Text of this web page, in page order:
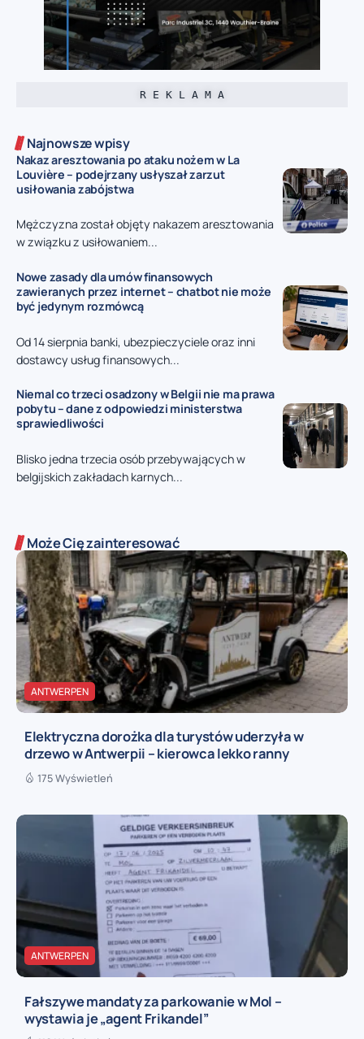
R E K L A M A
Najnowsze wpisy
Nakaz aresztowania po ataku nożem w La
Louvière – podejrzany usłyszał zarzut
usiłowania zabójstwa
Mężczyzna został objęty nakazem aresztowania
w związku z usiłowaniem...
Nowe zasady dla umów finansowych
zawieranych przez internet – chatbot nie może
być jedynym rozmówcą
Od 14 sierpnia banki, ubezpieczyciele oraz inni
dostawcy usług finansowych...
Niemal co trzeci osadzony w Belgii nie ma prawa
pobytu – dane z odpowiedzi ministerstwa
sprawiedliwości
Blisko jedna trzecia osób przebywających w
belgijskich zakładach karnych...
Może Cię zainteresować
ANTWERPEN
Elektryczna dorożka dla turystów uderzyła w
drzewo w Antwerpii – kierowca lekko ranny
175 Wyświetleń
ANTWERPEN
Fałszywe mandaty za parkowanie w Mol –
wystawia je „agent Frikandel”